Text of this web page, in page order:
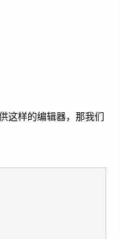
这样的编辑器，那我们